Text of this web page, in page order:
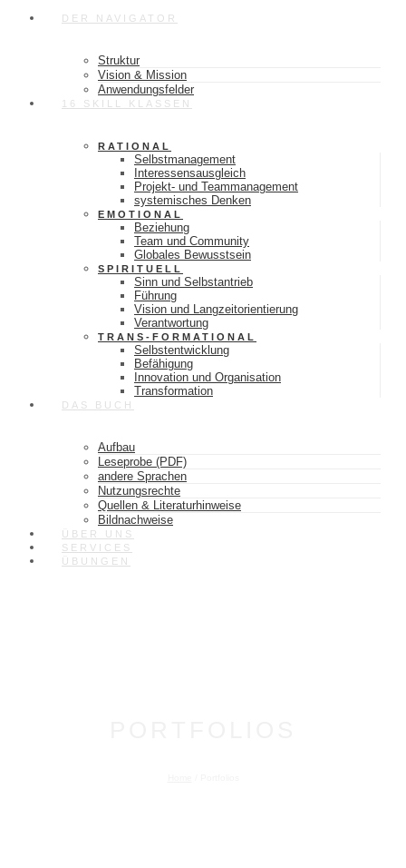
DER NAVIGATOR
Struktur
Vision & Mission
Anwendungsfelder
16 SKILL KLASSEN
RATIONAL
Selbstmanagement
Interessensausgleich
Projekt- und Teammanagement
systemisches Denken
EMOTIONAL
Beziehung
Team und Community
Globales Bewusstsein
SPIRITUELL
Sinn und Selbstantrieb
Führung
Vision und Langzeitorientierung
Verantwortung
TRANS-FORMATIONAL
Selbstentwicklung
Befähigung
Innovation und Organisation
Transformation
DAS BUCH
Aufbau
Leseprobe (PDF)
andere Sprachen
Nutzungsrechte
Quellen & Literaturhinweise
Bildnachweise
ÜBER UNS
SERVICES
ÜBUNGEN